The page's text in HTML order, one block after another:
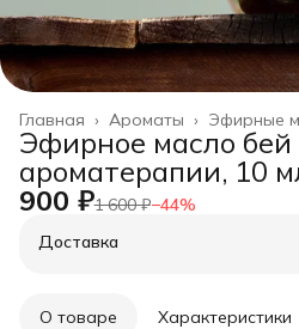
Эфирные
Ароматы ›
Главная ›
Эфирное масло бей
ароматерапии, 10
900 ₽1 600 ₽−44%
Доставка
О товаре Характеристики